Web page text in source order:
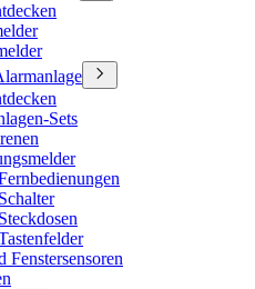
Sets
Fenstersensoren